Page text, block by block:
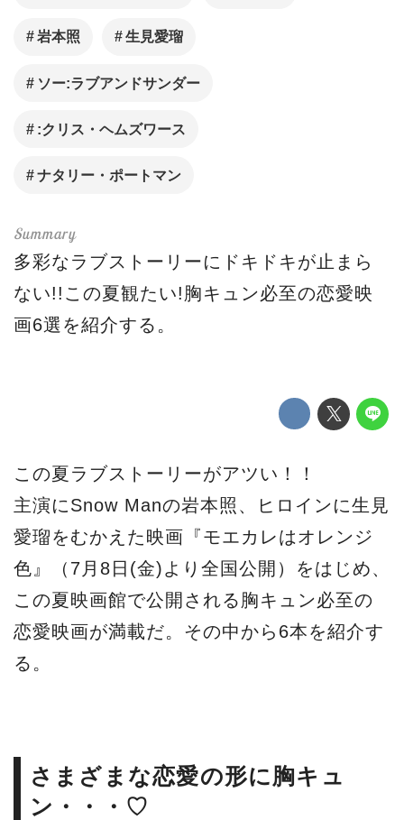
岩本照 生見愛瑠
ソー:ラブアンドサンダー
:クリス・ヘムズワース
ナタリー・ポートマン
多彩なラブストーリーにドキドキが止まら
ない!!この夏観たい!胸キュン必至の恋愛映
画6選を紹介する。
この夏ラブストーリーがアツい！！
主演にSnow Manの岩本照、ヒロインに生見
愛瑠をむかえた映画『モエカレはオレンジ
色』（7月8日(金)より全国公開）をはじめ、
この夏映画館で公開される胸キュン必至の
恋愛映画が満載だ。その中から6本を紹介す
る。
さまざまな恋愛の形に胸キュ
ン・・・♡